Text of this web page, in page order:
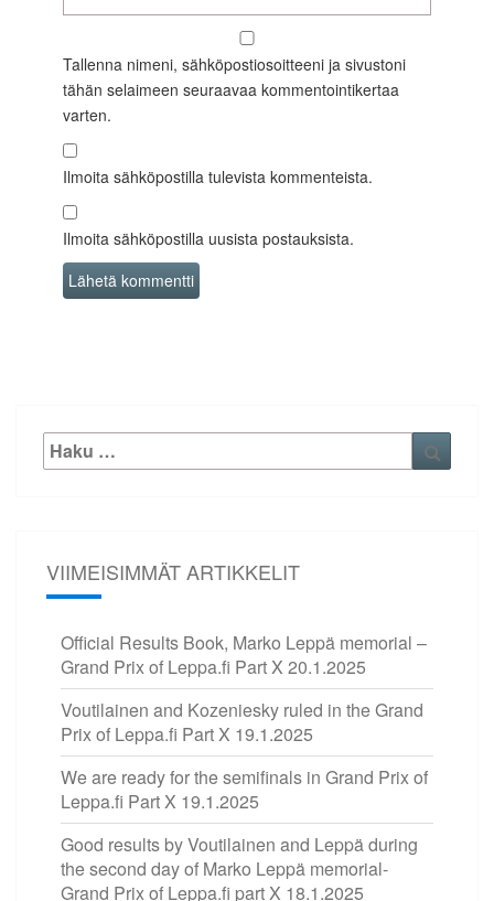
Tallenna nimeni, sähköpostiosoitteeni ja sivustoni
tähän selaimeen seuraavaa kommentointikertaa
varten.
Ilmoita sähköpostilla tulevista kommenteista.
Ilmoita sähköpostilla uusista postauksista.
Etsi: Haku
VIIMEISIMMÄT ARTIKKELIT
Official Results Book, Marko Leppä memorial –
Grand Prix of Leppa.fi Part X 20.1.2025
Voutilainen and Kozeniesky ruled in the Grand
Prix of Leppa.fi Part X 19.1.2025
We are ready for the semifinals in Grand Prix of
Leppa.fi Part X 19.1.2025
Good results by Voutilainen and Leppä during
the second day of Marko Leppä memorial-
Grand Prix of Leppa.fi part X 18.1.2025